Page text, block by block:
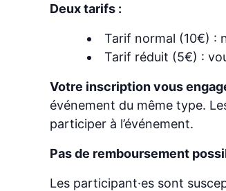
Deux tarifs :
Tarif normal (10€) :
Tarif réduit (5€) :
Votre inscription vous
événement du même type.
participer à l’événement.
Pas de remboursement
Les participant·es sont